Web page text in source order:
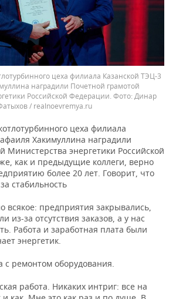
цеха филиала Казанской ТЭЦ-3
наградили Почетной грамотой
Российской Федерации.
Динар
/ realnoevremya.ru
цеха филиала
Хакимуллина наградили
Министерства энергетики Российской
как и предыдущие коллеги, верно
более 20 лет. Говорит, что
стабильность
всякое: предприятия закрывались,
из-за отсутствия заказов, а у нас
Работа и заработная плата были
энергетик.
с ремонтом оборудования.
работа. Никаких интриг: все на